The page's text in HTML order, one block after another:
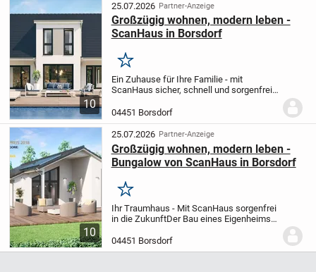
10
25.07.2026 Partner-Anzeige
Großzügig wohnen, modern leben -
ScanHaus in Borsdorf
Merken
Ein Zuhause für Ihre Familie - mit
ScanHaus sicher, schnell und sorgenfrei
eines Einfamilienhauses mehr als ein
Bauprojekt - es ist der Wunsch nach
einem...
04451 Borsdorf
10
25.07.2026 Partner-Anzeige
Großzügig wohnen, modern leben -
Bungalow von ScanHaus in Borsdorf
Merken
Ihr Traumhaus - Mit ScanHaus sorgenfrei
in die ZukunftDer Bau eines Eigenheims
im Leben. Doch wir wissen: So groß die
Vorfreude ist, so viele Fragen und...
04451 Borsdorf